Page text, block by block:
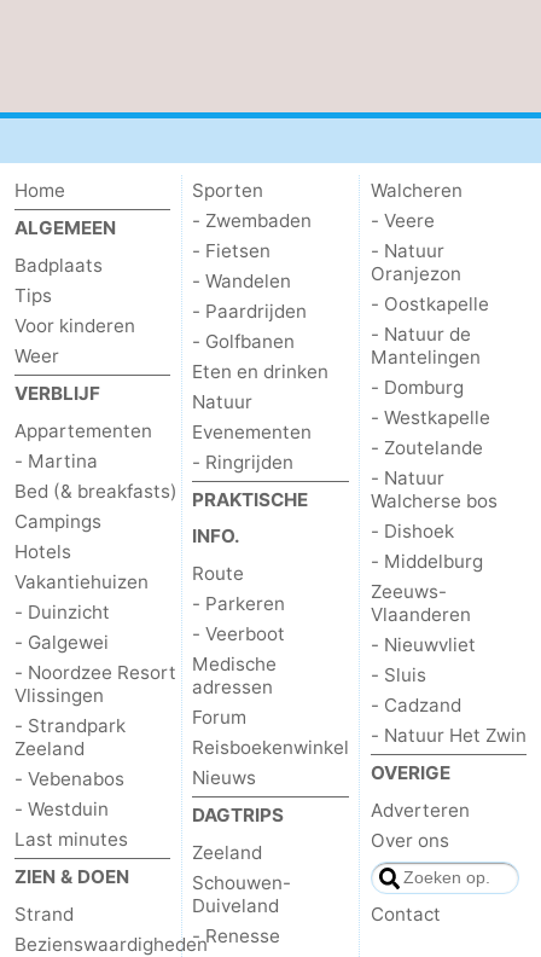
Home
ALGEMEEN
Badplaats
Tips
Voor kinderen
Weer
VERBLIJF
Appartementen
- Martina
Bed (& breakfasts)
Campings
Hotels
Vakantiehuizen
- Duinzicht
- Galgewei
- Noordzee Resort
Vlissingen
- Strandpark
Zeeland
- Vebenabos
- Westduin
Last minutes
ZIEN & DOEN
Strand
Bezienswaardigheden
Sporten
- Zwembaden
- Fietsen
- Wandelen
- Paardrijden
- Golfbanen
Eten en drinken
Natuur
Evenementen
- Ringrijden
PRAKTISCHE
INFO.
Route
- Parkeren
- Veerboot
Medische
adressen
Forum
Reisboekenwinkel
Nieuws
DAGTRIPS
Zeeland
Schouwen-
Duiveland
- Renesse
Walcheren
- Veere
- Natuur
Oranjezon
- Oostkapelle
- Natuur de
Mantelingen
- Domburg
- Westkapelle
- Zoutelande
- Natuur
Walcherse bos
- Dishoek
- Middelburg
Zeeuws-
Vlaanderen
- Nieuwvliet
- Sluis
- Cadzand
- Natuur Het Zwin
OVERIGE
Adverteren
Over ons
Contact